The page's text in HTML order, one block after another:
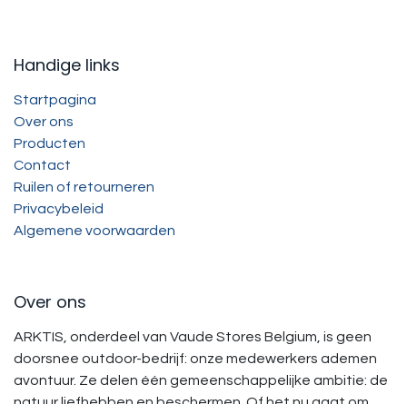
Handige links
Startpagina
Over ons
Producten
Contact
Ruilen of retourneren
Privacybeleid
Algemene voorwaarden
Over ons
ARKTIS, onderdeel van Vaude Stores Belgium, is geen
doorsnee outdoor-bedrijf: onze medewerkers ademen
avontuur. Ze delen één gemeenschappelijke ambitie: de